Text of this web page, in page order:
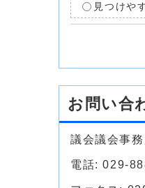
見つけや
お問い合
議会議会事務
電話: 029-